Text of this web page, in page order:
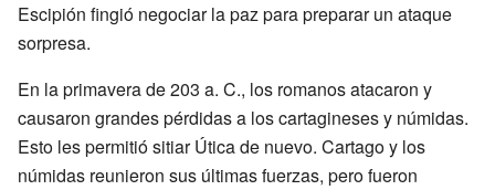
Escipión fingió negociar la paz para preparar un ataque
sorpresa.
En la primavera de203 a. C., los romanos atacaron y
causaron grandes pérdidas a los cartagineses y númidas.
Esto les permitió sitiar Útica de nuevo. Cartago y los
númidas reunieron sus últimas fuerzas, pero fueron